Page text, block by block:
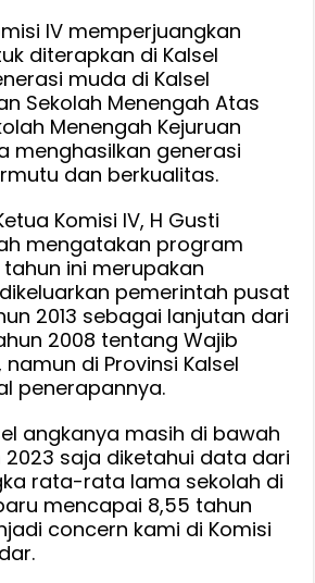
IV memperjuangkan
diterapkan di Kalsel
muda di Kalsel
Sekolah Menengah Atas
Menengah Kejuruan
menghasilkan generasi
dan berkualitas.
Komisi IV, H Gusti
mengatakan program
ini merupakan
pemerintah pusat
2013 sebagai lanjutan dari
2008 tentang Wajib
di Provinsi Kalsel
penerapannya.
angkanya masih di bawah
2023 saja diketahui data dari
rata-rata lama sekolah di
mencapai 8,55 tahun
concern kami di Komisi